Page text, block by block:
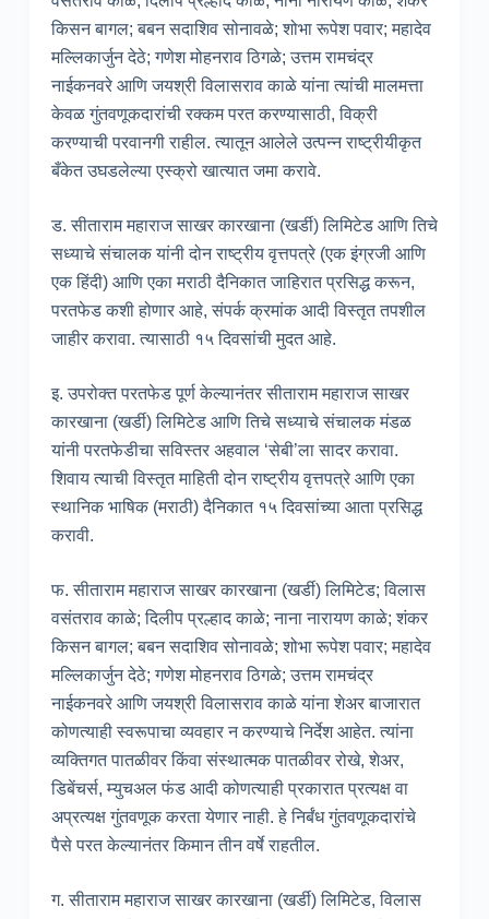
किसन बागल; बबन सदाशिव सोनावळे; शोभा रूपेश पवार; महादेव
मल्लिकार्जुन देठे; गणेश मोहनराव ठिगळे; उत्तम रामचंद्र
नाईकनवरे आणि जयश्री विलासराव काळे यांना त्यांची मालमत्ता
केवळ गुंतवणूकदारांची रक्कम परत करण्यासाठी, विक्री
करण्याची परवानगी राहील. त्यातून आलेले उत्पन्न राष्ट्रीयीकृत
बँकेत उघडलेल्या एस्क्रो खात्यात जमा करावे.
ड. सीताराम महाराज साखर कारखाना (खर्डी) लिमिटेड आणि तिचे
सध्याचे संचालक यांनी दोन राष्ट्रीय वृत्तपत्रे (एक इंग्रजी आणि
एक हिंदी) आणि एका मराठी दैनिकात जाहिरात प्रसिद्ध करून,
परतफेड कशी होणार आहे, संपर्क क्रमांक आदी विस्तृत तपशील
जाहीर करावा. त्यासाठी १५ दिवसांची मुदत आहे.
इ. उपरोक्त परतफेड पूर्ण केल्यानंतर सीताराम महाराज साखर
कारखाना (खर्डी) लिमिटेड आणि तिचे सध्याचे संचालक मंडळ
यांनी परतफेडीचा सविस्तर अहवाल ‘सेबी’ला सादर करावा.
शिवाय त्याची विस्तृत माहिती दोन राष्ट्रीय वृत्तपत्रे आणि एका
स्थानिक भाषिक (मराठी) दैनिकात १५ दिवसांच्या आता प्रसिद्ध
करावी.
फ. सीताराम महाराज साखर कारखाना (खर्डी) लिमिटेड; विलास
वसंतराव काळे; दिलीप प्रल्हाद काळे; नाना नारायण काळे; शंकर
किसन बागल; बबन सदाशिव सोनावळे; शोभा रूपेश पवार; महादेव
मल्लिकार्जुन देठे; गणेश मोहनराव ठिगळे; उत्तम रामचंद्र
नाईकनवरे आणि जयश्री विलासराव काळे यांना शेअर बाजारात
कोणत्याही स्वरूपाचा व्यवहार न करण्याचे निर्देश आहेत. त्यांना
व्यक्तिगत पातळीवर किंवा संस्थात्मक पातळीवर रोखे, शेअर,
डिबेंचर्स, म्युचअल फंड आदी कोणत्याही प्रकारात प्रत्यक्ष वा
अप्रत्यक्ष गुंतवणूक करता येणार नाही. हे निर्बंध गुंतवणूकदारांचे
पैसे परत केल्यानंतर किमान तीन वर्षे राहतील.
ग. सीताराम महाराज साखर कारखाना (खर्डी) लिमिटेड, विलास